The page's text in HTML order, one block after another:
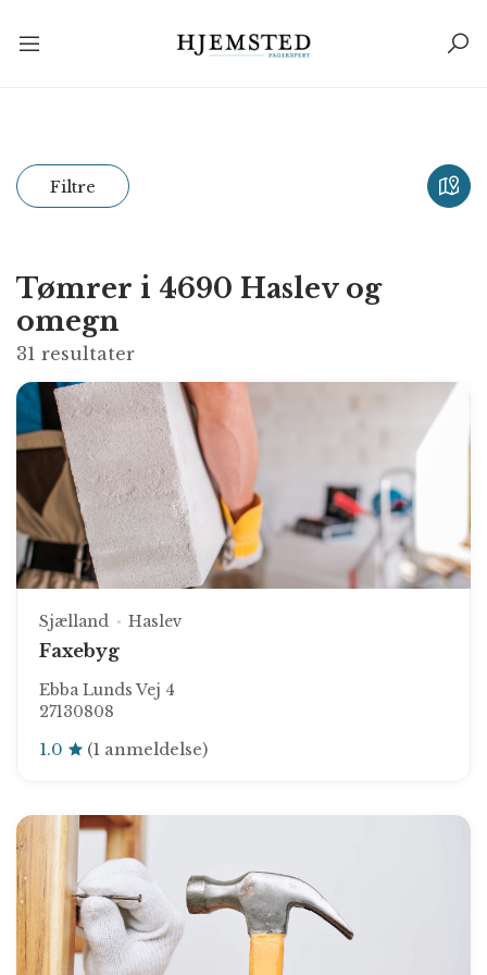
Filtre
Tømrer i 4690 Haslev og
omegn
31 resultater
Sjælland Haslev
Faxebyg
Ebba Lunds Vej 4
27130808
1.0 (1 anmeldelse)